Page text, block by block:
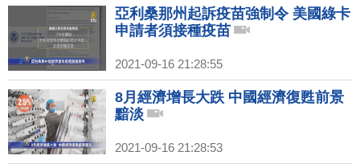
亞利桑那州起訴疫苗強制令 美國綠卡
申請者須接種疫苗
2021-09-16 21:28:55
8月經濟增長大跌 中國經濟復甦前景
黯淡
2021-09-16 21:28:53